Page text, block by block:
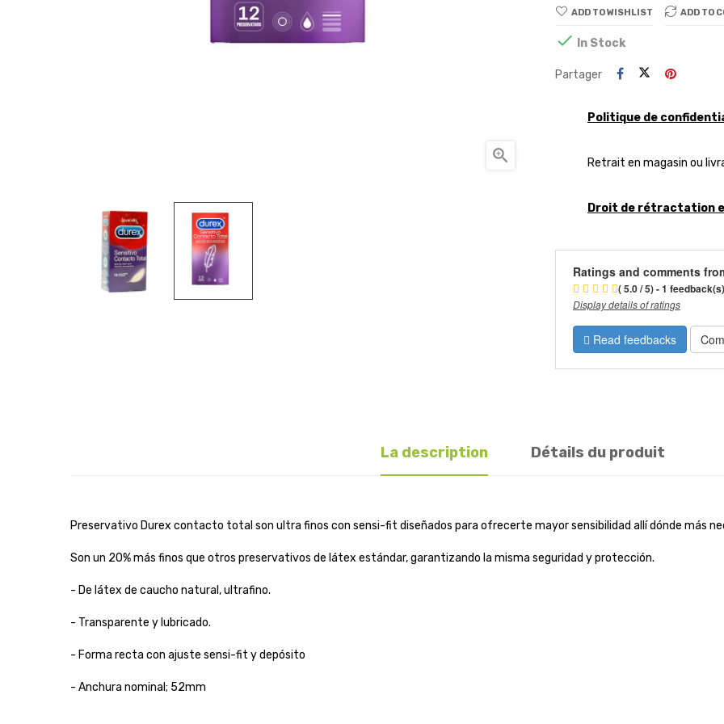

ADD TO WISHLIST ADD TO
 In Stock
Partager
Politique de
Retrait en magasin ou
Droit de rétractation
Ratings and comments
( 5.0 / 5) - 1 feedback(s)
Display details of ratings
Read feedbacks
La description Détails du produit
Preservativo Durex contacto total son ultra finos con sensi-fit diseñados para ofrecerte mayor sensibilidad allí dónde más
Son un 20% más finos que otros preservativos de látex estándar, garantizando la misma seguridad y protección.
- De látex de caucho natural, ultrafino.
- Transparente y lubricado.
- Forma recta con ajuste sensi-fit y depósito
- Anchura nominal; 52mm